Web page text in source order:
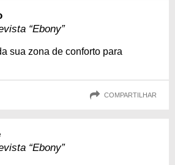
“Ebony”
sua zona de conforto para
COMPARTILHAR
“Ebony”